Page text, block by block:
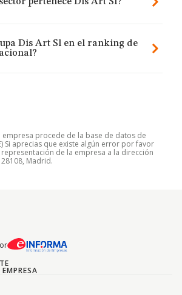
Dis Art Sl en el ranking de
empresa procede de la base de datos de
Si aprecias que existe algún error por favor
de la empresa a la dirección
Madrid.